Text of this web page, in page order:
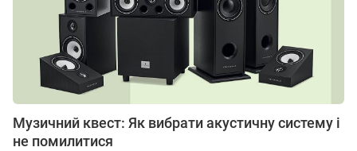
Музичний квест: Як вибрати акустичну систему і
не помилитися